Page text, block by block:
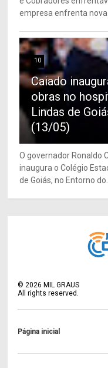
empresa enfrenta nova
10
Caiado
obras no
Lindas de
(13/05)
O governador Ronaldo
inaugura o Colégio
de Goiás, no Entorno do...
© 2026 MIL GRAUS
All rights reserved.
Página inicial